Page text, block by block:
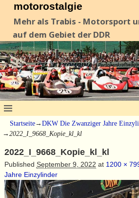
motorostalgie
Mehr als Trabis - Motorsport
auf dem Gebiet der DDR
Startseite→ DKW Die Zwanziger Jahre
→ 2022_I_9668_Kopie_kl_kl
2022_I_9668_Kopie_kl_kl
Published September 9, 2022 at 1200 ×
Jahre Einzylinder